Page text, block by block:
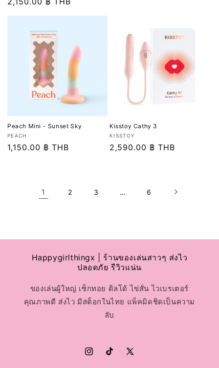
ปกติ
Peach Mini - Sunset Sky
เวน
เด
PEACH
ราคา
1,150.00 ฿ THB
Kisstoy Cathy 3
เวน
เด
KISSTOY
ราคา
2,590.00 ฿ THB
1 2 3 … 6
Happygirlthingx | ร้านของเล่นสาวๆ ส่งไว
ปลอดภัย รีวิวแน่น
ของเล่นผู้ใหญ่ เซ็กทอย ดิลโด้ ไข่สั่น ไวเบรเตอร์
คุณภาพดี ส่งไว มีสต็อกในไทย แพ็คมิดชิดเป็นความ
ลับ
InstagramTikTokX